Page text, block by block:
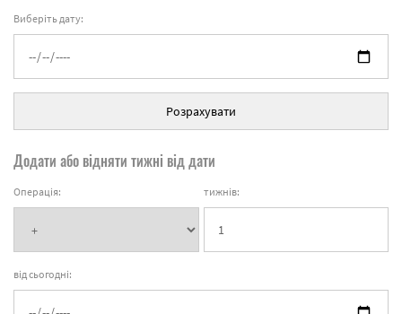
Виберіть дату:
Розрахувати
Додати або відняти тижні від дати
Операція: тижнів:
від сьогодні: